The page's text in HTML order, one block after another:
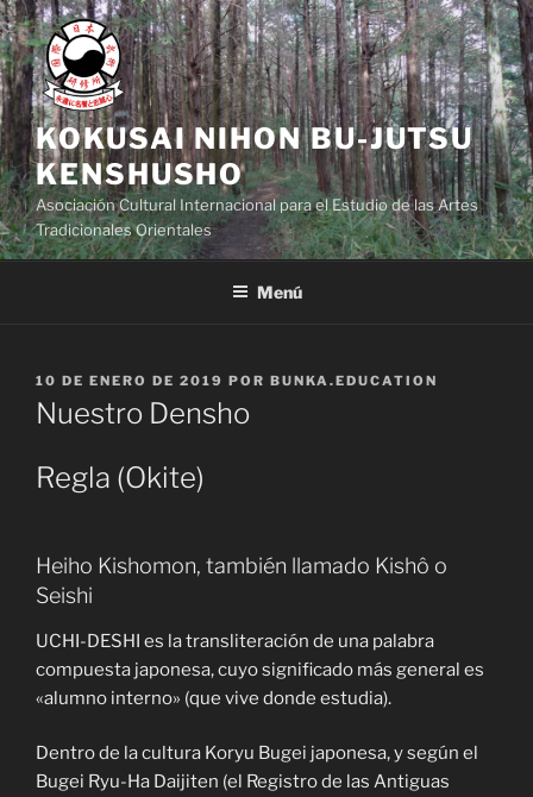
Saltar
al
contenido
KOKUSAI NIHON BU-JUTSU
KENSHUSHO
Asociación Cultural Internacional para el Estudio de las Artes
Tradicionales Orientales
Menú
PUBLICADO
EL
10 DE ENERO DE 2019 POR BUNKA.EDUCATION
Nuestro Densho
Regla (Okite)
Heiho Kishomon, también llamado Kishô o
Seishi
UCHI-DESHI es la transliteración de una palabra
compuesta japonesa, cuyo significado más general es
«alumno interno» (que vive donde estudia).
Dentro de la cultura Koryu Bugei japonesa, y según el
Bugei Ryu-Ha Daijiten (el Registro de las Antiguas